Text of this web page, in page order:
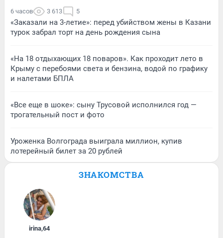
6 часов 3 613 5
«Заказали на 3-летие»: перед убийством жены в Казани
турок забрал торт на день рождения сына
«На 18 отдыхающих 18 поваров». Как проходит лето в
Крыму с перебоями света и бензина, водой по графику
и налетами БПЛА
«Все еще в шоке»: сыну Трусовой исполнился год —
трогательный пост и фото
Уроженка Волгограда выиграла миллион, купив
лотерейный билет за 20 рублей
ЗНАКОМСТВА
irina,64